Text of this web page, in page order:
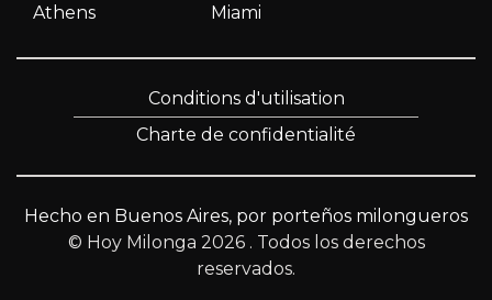
Athens
Miami
Conditions d'utilisation
Charte de confidentialité
Hecho en Buenos Aires, por porteños milongueros
© Hoy Milonga 2026 . Todos los derechos
reservados.